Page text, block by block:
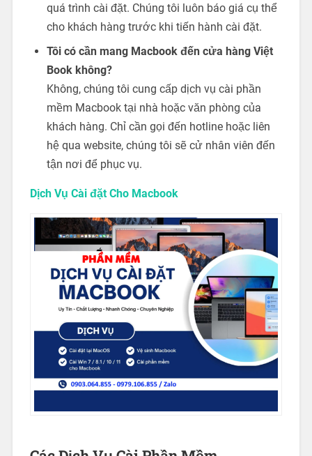
quá trình cài đặt. Chúng tôi luôn báo giá cụ thể
cho khách hàng trước khi tiến hành cài đặt.
Tôi có cần mang Macbook đến cửa hàng Việt
Book không?
Không, chúng tôi cung cấp dịch vụ cài phần
mềm Macbook tại nhà hoặc văn phòng của
khách hàng. Chỉ cần gọi đến hotline hoặc liên
hệ qua website, chúng tôi sẽ cử nhân viên đến
tận nơi để phục vụ.
Dịch Vụ Cài đặt Cho Macbook